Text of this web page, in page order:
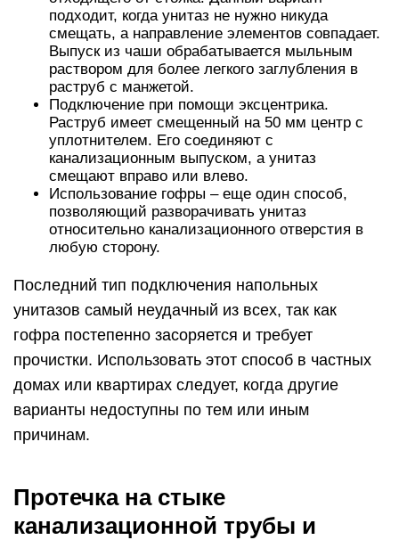
подходит, когда унитаз не нужно никуда
смещать, а направление элементов совпадает.
Выпуск из чаши обрабатывается мыльным
раствором для более легкого заглубления в
раструб с манжетой.
Подключение при помощи эксцентрика.
Раструб имеет смещенный на 50 мм центр с
уплотнителем. Его соединяют с
канализационным выпуском, а унитаз
смещают вправо или влево.
Использование гофры – еще один способ,
позволяющий разворачивать унитаз
относительно канализационного отверстия в
любую сторону.
Последний тип подключения напольных
унитазов самый неудачный из всех, так как
гофра постепенно засоряется и требует
прочистки. Использовать этот способ в частных
домах или квартирах следует, когда другие
варианты недоступны по тем или иным
причинам.
Протечка на стыке
канализационной трубы и